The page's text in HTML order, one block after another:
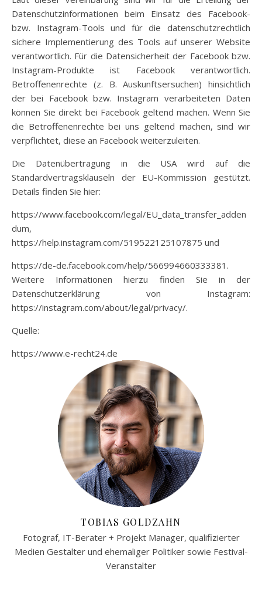
Datenschutzinformationen beim Einsatz des Facebook-
bzw. Instagram-Tools und für die datenschutzrechtlich
sichere Implementierung des Tools auf unserer Website
verantwortlich. Für die Datensicherheit der Facebook bzw.
Instagram-Produkte ist Facebook verantwortlich.
Betroffenenrechte (z. B. Auskunftsersuchen) hinsichtlich
der bei Facebook bzw. Instagram verarbeiteten Daten
können Sie direkt bei Facebook geltend machen. Wenn Sie
die Betroffenenrechte bei uns geltend machen, sind wir
verpflichtet, diese an Facebook weiterzuleiten.
Die Datenübertragung in die USA wird auf die
Standardvertragsklauseln der EU-Kommission gestützt.
Details finden Sie hier:
https://www.facebook.com/legal/EU_data_transfer_adden
dum,
https://help.instagram.com/519522125107875 und
https://de-de.facebook.com/help/566994660333381.
Weitere Informationen hierzu finden Sie in der
Datenschutzerklärung von Instagram:
https://instagram.com/about/legal/privacy/.
Quelle:
https://www.e-recht24.de
TOBIAS GOLDZAHN
Fotograf, IT-Berater + Projekt Manager, qualifizierter
Medien Gestalter und ehemaliger Politiker sowie Festival-
Veranstalter